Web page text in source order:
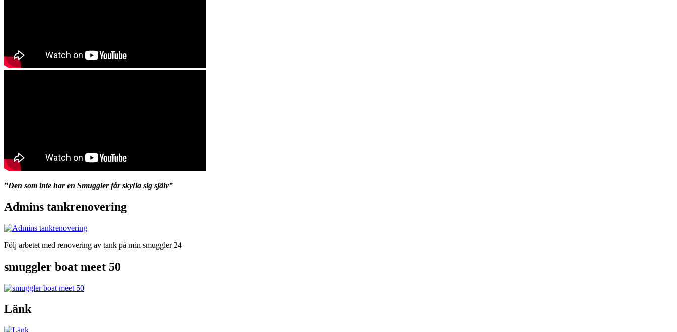
”Den som inte har en Smuggler får skylla sig själv”
Admins tankrenovering
Följ arbetet med renovering av tank på min smuggler 24
smuggler boat meet 50
Länk